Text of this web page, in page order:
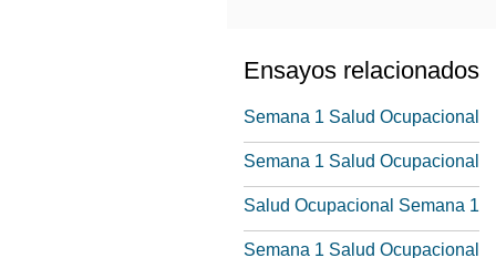
Ensayos relacionados
Semana 1 Salud Ocupacional
Semana 1 Salud Ocupacional
Salud Ocupacional Semana 1
Semana 1 Salud Ocupacional